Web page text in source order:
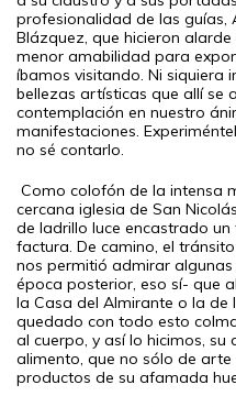
profesionalidad de las guías,
Blázquez, que hicieron
menor amabilidad para
íbamos visitando. Ni siquiera
bellezas artísticas que allí se
contemplación en nuestro
manifestaciones.
no sé contarlo.
Como colofón de la intensa
cercana iglesia de San
de ladrillo luce encastrado
factura. De camino, el
nos permitió admirar
época posterior, eso sí- que
la Casa del Almirante o la de
quedado con todo esto
al cuerpo, y así lo hicimos,
alimento, que no sólo de arte
productos de su afamada